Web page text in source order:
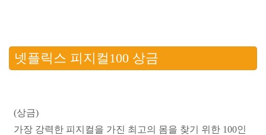
넷플릭스 피지컬100 상금
(상금)
가장 강력한 피지컬을 가진 최고의 몸을 찾기 위한 100인